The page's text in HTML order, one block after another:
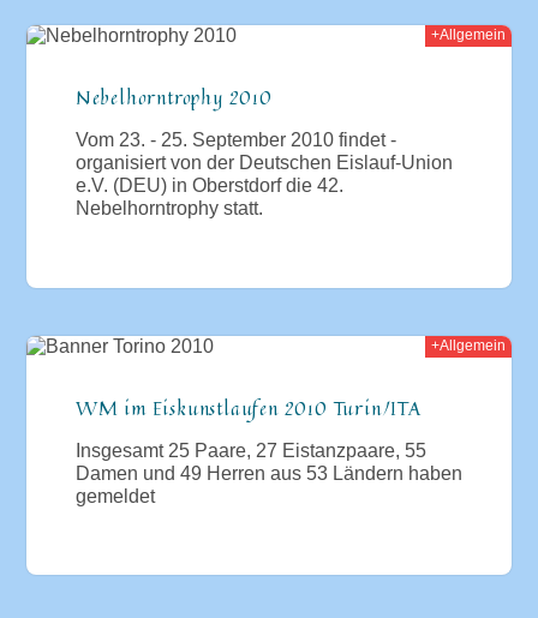
+Allgemein
Nebelhorntrophy 2010
Vom 23. - 25. September 2010 findet -
organisiert von der Deutschen Eislauf-Union
e.V. (DEU) in Oberstdorf die 42.
Nebelhorntrophy statt.
+Allgemein
WM im Eiskunstlaufen 2010 Turin/ITA
Insgesamt 25 Paare, 27 Eistanzpaare, 55
Damen und 49 Herren aus 53 Ländern haben
gemeldet